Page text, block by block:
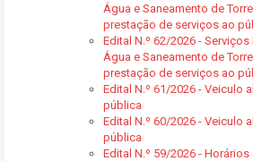
Água e Saneamento de
prestação de serviços ao
Edital N.º 62/2026 -
Água e Saneamento de
prestação de serviços ao
Edital N.º 61/2026 - Veiculo
pública
Edital N.º 60/2026 - Veiculo
pública
Edital N.º 59/2026 -